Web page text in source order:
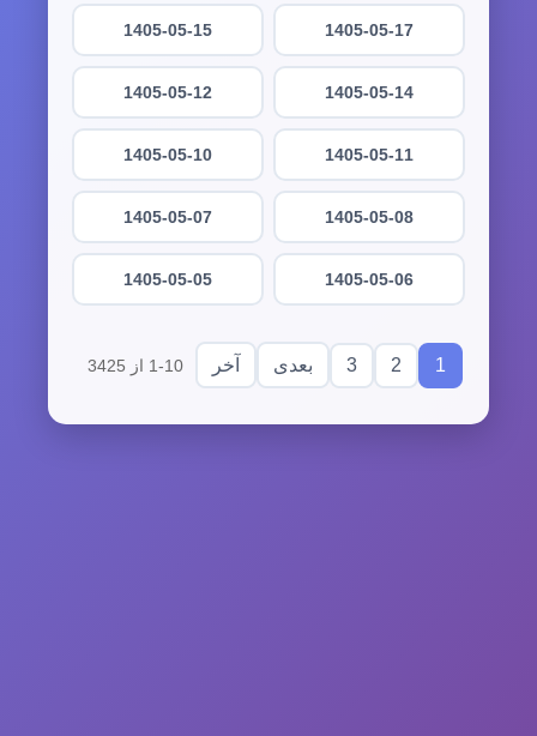
1405-05-17
1405-05-15
1405-05-14
1405-05-12
1405-05-11
1405-05-10
1405-05-08
1405-05-07
1405-05-06
1405-05-05
1
2
3 بعدی آخر 1-10 از 3425